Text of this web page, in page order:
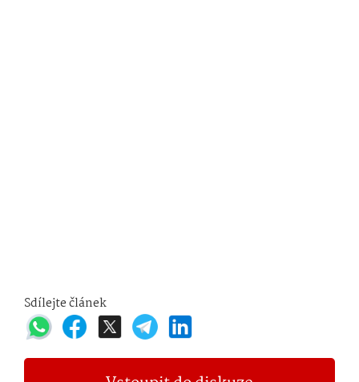
Sdílejte článek